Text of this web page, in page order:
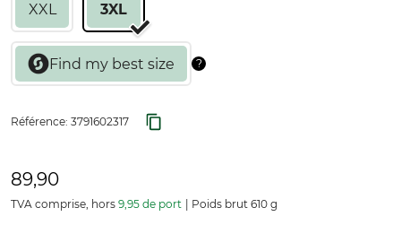
XXL 3XL
Référence: 3791602317
89,90
TVA comprise, hors 9,95 de port Poids brut 610 g